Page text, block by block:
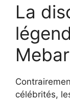
La
célébrités,